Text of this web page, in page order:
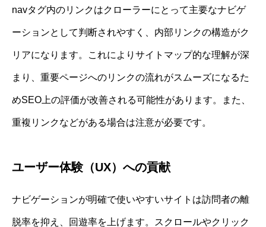
navタグ内のリンクはクローラーにとって主要なナビゲ
ーションとして判断されやすく、内部リンクの構造がク
リアになります。これによりサイトマップ的な理解が深
まり、重要ページへのリンクの流れがスムーズになるた
めSEO上の評価が改善される可能性があります。また、
重複リンクなどがある場合は注意が必要です。
ユーザー体験（UX）への貢献
ナビゲーションが明確で使いやすいサイトは訪問者の離
脱率を抑え、回遊率を上げます。スクロールやクリック